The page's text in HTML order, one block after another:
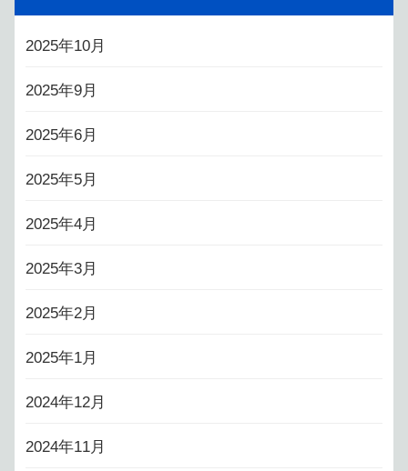
2025年10月
2025年9月
2025年6月
2025年5月
2025年4月
2025年3月
2025年2月
2025年1月
2024年12月
2024年11月